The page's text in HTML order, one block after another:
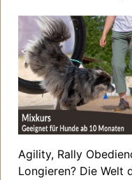
Agility, Rally
Longieren? Die Welt